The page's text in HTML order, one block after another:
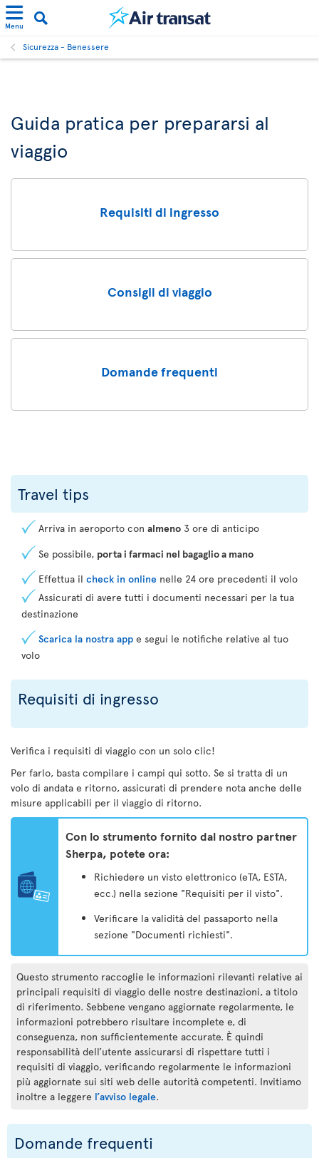
Menu
Sicurezza - Benessere
Guida pratica per prepararsi al
viaggio
Requisiti di ingresso
Consigli di viaggio
Domande frequenti
Travel tips
Arriva in aeroporto con almeno 3 ore di anticipo
Se possibile, porta i farmaci nel bagaglio a mano
Effettua il check in online nelle 24 ore precedenti il volo
Assicurati di avere tutti i documenti necessari per la tua
destinazione
Scarica la nostra app e segui le notifiche relative al tuo
volo
Requisiti di ingresso
Verifica i requisiti di viaggio con un solo clic!
Per farlo, basta compilare i campi qui sotto. Se si tratta di un
volo di andata e ritorno, assicurati di prendere nota anche delle
misure applicabili per il viaggio di ritorno.
Con lo strumento fornito dal nostro partner
Sherpa, potete ora:
Richiedere un visto elettronico (eTA, ESTA,
ecc.) nella sezione "Requisiti per il visto".
Verificare la validità del passaporto nella
sezione "Documenti richiesti".
Questo strumento raccoglie le informazioni rilevanti relative ai
principali requisiti di viaggio delle nostre destinazioni, a titolo
di riferimento. Sebbene vengano aggiornate regolarmente, le
informazioni potrebbero risultare incomplete e, di
conseguenza, non sufficientemente accurate. È quindi
responsabilità dell’utente assicurarsi di rispettare tutti i
requisiti di viaggio, verificando regolarmente le informazioni
più aggiornate sui siti web delle autorità competenti. Invitiamo
inoltre a leggere l’avviso legale.
Domande frequenti